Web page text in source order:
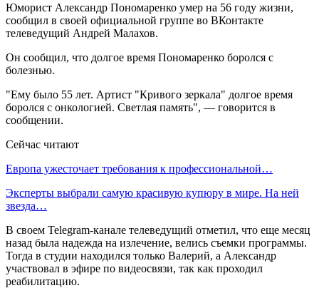
Юморист Александр Пономаренко умер на 56 году жизни,
сообщил в своей официальной группе во ВКонтакте
телеведущий Андрей Малахов.
Он сообщил, что долгое время Пономаренко боролся с
болезнью.
"Ему было 55 лет. Артист "Кривого зеркала" долгое время
боролся с онкологией. Светлая память", — говорится в
сообщении.
Сейчас читают
Европа ужесточает требования к профессиональной…
Эксперты выбрали самую красивую купюру в мире. На ней
звезда…
В своем Telegram-канале телеведущий отметил, что еще месяц
назад была надежда на излечение, велись съемки программы.
Тогда в студии находился только Валерий, а Александр
участвовал в эфире по видеосвязи, так как проходил
реабилитацию.